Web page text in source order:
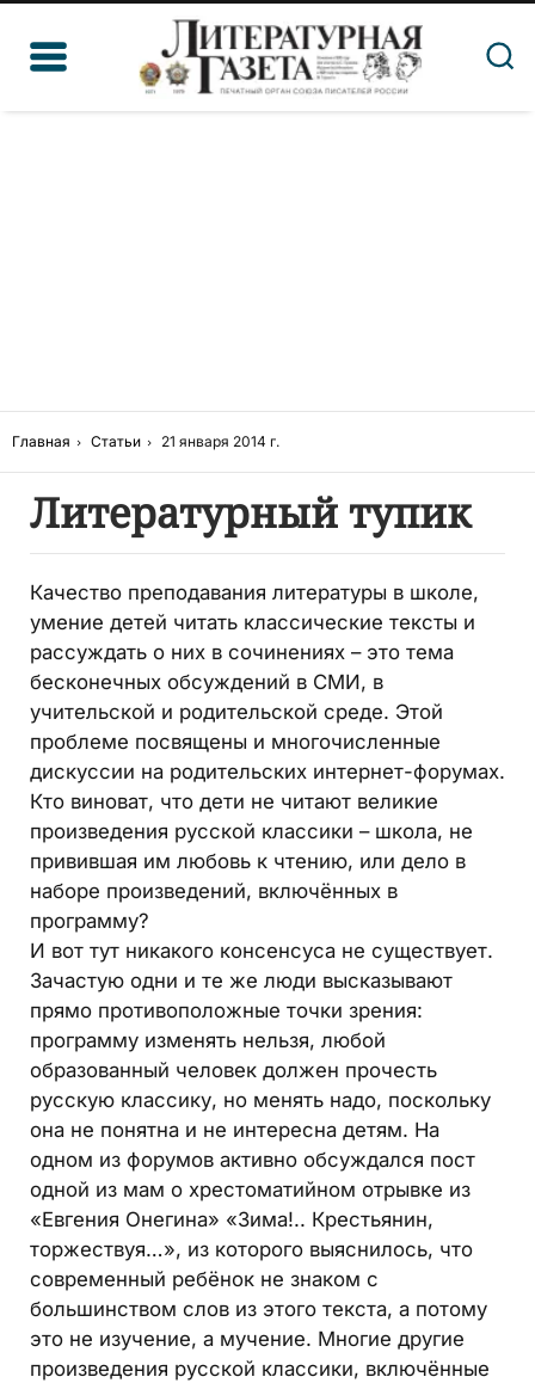
Главная Статьи 21 января 2014 г.
Литературный тупик
Качество преподавания литературы в школе,
умение детей читать классические тексты и
рассуждать о них в сочинениях – это тема
бесконечных обсуждений в СМИ, в
учительской и родительской среде. Этой
проблеме посвящены и многочисленные
дискуссии на родительских интернет-форумах.
Кто виноват, что дети не читают великие
произведения русской классики – школа, не
привившая им любовь к чтению, или дело в
наборе произведений, включённых в
программу?
И вот тут никакого консенсуса не существует.
Зачастую одни и те же люди высказывают
прямо противоположные точки зрения:
программу изменять нельзя, любой
образованный человек должен прочесть
русскую классику, но менять надо, поскольку
она не понятна и не интересна детям. На
одном из форумов активно обсуждался пост
одной из мам о хрестоматийном отрывке из
«Евгения Онегина» «Зима!.. Крестьянин,
торжествуя…», из которого выяснилось, что
современный ребёнок не знаком с
большинством слов из этого текста, а потому
это не изучение, а мучение. Многие другие
произведения русской классики, включённые